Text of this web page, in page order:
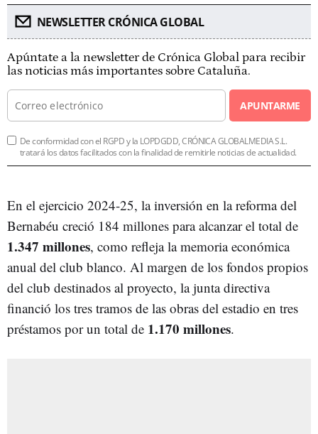
NEWSLETTER CRÓNICA GLOBAL
Apúntate a la newsletter de Crónica Global para recibir
las noticias más importantes sobre Cataluña.
APUNTARME
De conformidad con el RGPD y la LOPDGDD, CRÓNICA GLOBALMEDIA S.L.
tratará los datos facilitados con la finalidad de remitirle noticias de actualidad.
En el ejercicio 2024-25, la inversión en la reforma del
Bernabéu creció 184 millones para alcanzar el total de
1.347 millones, como refleja la memoria económica
anual del club blanco. Al margen de los fondos propios
del club destinados al proyecto, la junta directiva
financió los tres tramos de las obras del estadio en tres
préstamos por un total de 1.170 millones.